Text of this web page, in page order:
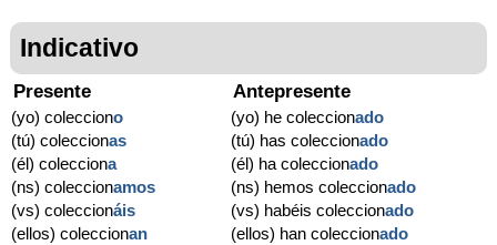
Indicativo
Presente
(yo) colecciono
(tú) coleccionas
(él) colecciona
(ns) coleccionamos
(vs) coleccionáis
(ellos) coleccionan
Antepresente
(yo) he coleccionado
(tú) has coleccionado
(él) ha coleccionado
(ns) hemos coleccionado
(vs) habéis coleccionado
(ellos) han coleccionado